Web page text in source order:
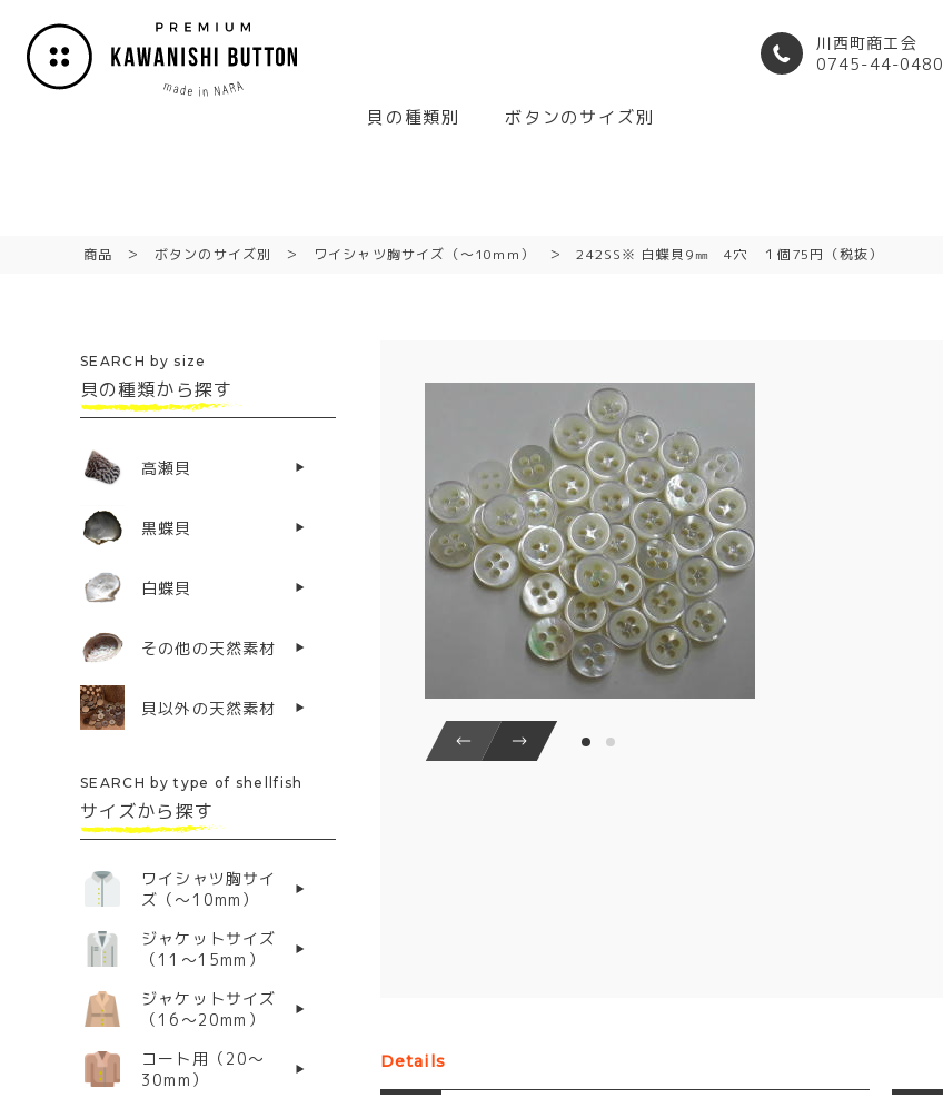
川西町商工会
0745-44-0480
貝の種類別 ボタンのサイズ別
商品 ボタンのサイズ別 ワイシャツ胸サイズ（〜10mm） 242SS※ 白蝶貝9㎜ 4穴 １個75円（税抜）
Details
SEARCH by size
貝の種類から探す
高瀬貝
黒蝶貝
白蝶貝
その他の天然素材
貝以外の天然素材
SEARCH by type of shellfish
サイズから探す
ワイシャツ胸サイ
ズ（〜10mm）
ジャケットサイズ
（11〜15mm）
ジャケットサイズ
（16〜20mm）
コート用（20〜
30mm）